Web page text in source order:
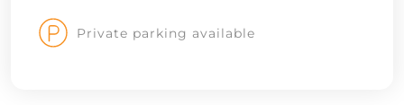
Private parking available